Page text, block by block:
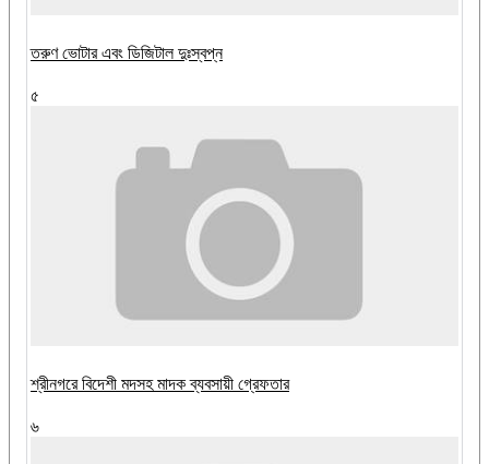
তরুণ ভোটার এবং ডিজিটাল দুঃস্বপ্ন
৫
শ্রীনগরে বিদেশী মদসহ মাদক ব্যবসায়ী গ্রেফতার
৬